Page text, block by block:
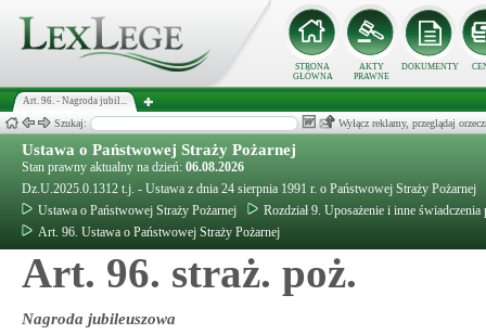
STRONA
GŁÓWNA
AKTY
PRAWNE
DOKUMENTY
Art. 96. - Nagroda jubil...
Szukaj: Wyłącz reklamy, przeglądaj
Ustawa o Państwowej Straży Pożarnej
Stan prawny aktualny na dzień: 06.08.2026
Dz.U.2025.0.1312 t.j. - Ustawa z dnia 24 sierpnia 1991 r. o Państwowej Straży Pożarnej
Ustawa o Państwowej Straży Pożarnej
Rozdział 9. Uposażenie i inne świadczenia
Art. 96. Ustawa o Państwowej Straży Pożarnej
Art. 96. straż. poż.
Nagroda jubileuszowa